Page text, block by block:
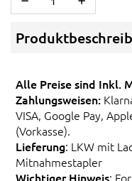
Alle Preise sind Inkl.
Zahlungsweisen:
VISA, Google Pay,
(Vorkasse).
Lieferung: LKW mit
Mitnahmestapler
Wichtiger Hinweis: